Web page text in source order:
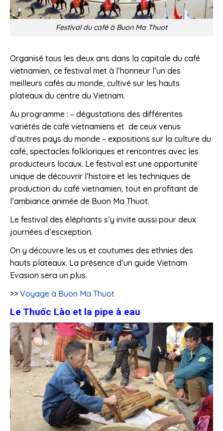
Festival du café à Buon Ma Thuot
Organisé tous les deux ans dans la capitale du café
vietnamien, ce festival met à l’honneur l’un des
meilleurs cafés au monde, cultivé sur les hauts
plateaux du centre du Vietnam.
Au programme : – dégustations des différentes
variétés de café vietnamiens et de ceux venus
d’autres pays du monde – expositions sur la culture du
café, spectacles folkloriques et rencontres avec les
producteurs locaux. Le festival est une opportunité
unique de découvrir l’histoire et les techniques de
production du café vietnamien, tout en profitant de
l’ambiance animée de Buon Ma Thuot.
Le festival des éléphants s’y invite aussi pour deux
journées d’escxeption.
On y découvre les us et coutumes des ethnies des
hauts plateaux. La présence d’un guide Vietnam
Evasion sera un plus.
>> Voyage à Buon Ma Thuot
Le Thuốc Lào et la pipe à eau